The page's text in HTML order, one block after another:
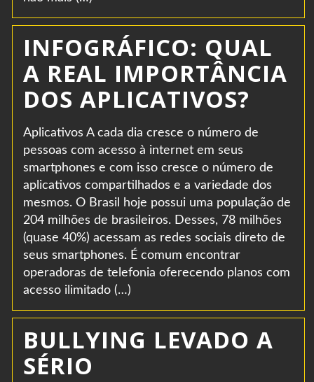
INFOGRÁFICO: QUAL
A REAL IMPORTÂNCIA
DOS APLICATIVOS?
Aplicativos A cada dia cresce o número de
pessoas com acesso à internet em seus
smartphones e com isso cresce o número de
aplicativos compartilhados e a variedade dos
mesmos. O Brasil hoje possui uma população de
204 milhões de brasileiros. Desses, 78 milhões
(quase 40%) acessam as redes sociais direto de
seus smartphones. É comum encontrar
operadoras de telefonia oferecendo planos com
acesso ilimitado (…)
BULLYING LEVADO A
SÉRIO